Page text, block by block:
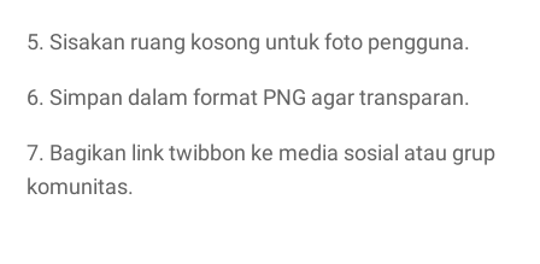
5. Sisakan ruang kosong untuk foto pengguna.
6. Simpan dalam format PNG agar transparan.
7. Bagikan link twibbon ke media sosial atau grup
komunitas.